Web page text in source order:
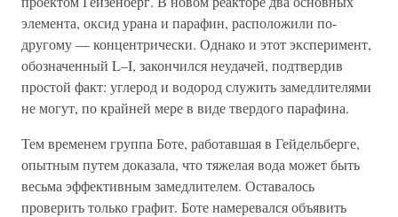
элемента, оксид урана и парафин, расположили по-
другому — концентрически. Однако и этот эксперимент,
обозначенный L–I, закончился неудачей, подтвердив
простой факт: углерод и водород служить замедлителями
не могут, по крайней мере в виде твердого парафина.
Тем временем группа Боте, работавшая в Гейдельберге,
опытным путем доказала, что тяжелая вода может быть
весьма эффективным замедлителем. Оставалось
проверить только графит. Боте намеревался объявить